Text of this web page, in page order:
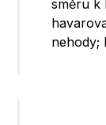
směru k
nehody;